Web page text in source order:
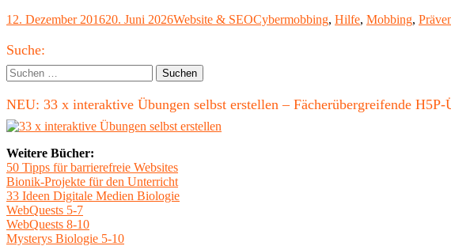
–
Veröffentlicht
12. Dezember 201620. Juni 2026Kategorien
Website & SEOSchlagwörter
Cybermobbing, Hilfe, Mobbing,
Haupt-
Seitenleiste
Suche:
Suchen
nach:
NEU: 33 x interaktive Übungen selbst erstellen – Fächerübergreifende H5P-
Weitere Bücher:
50 Tipps für barrierefreie Websites
Bionik-Projekte für den Unterricht
33 Ideen Digitale Medien Biologie
WebQuests 5-7
WebQuests 8-10
Mysterys Biologie 5-10